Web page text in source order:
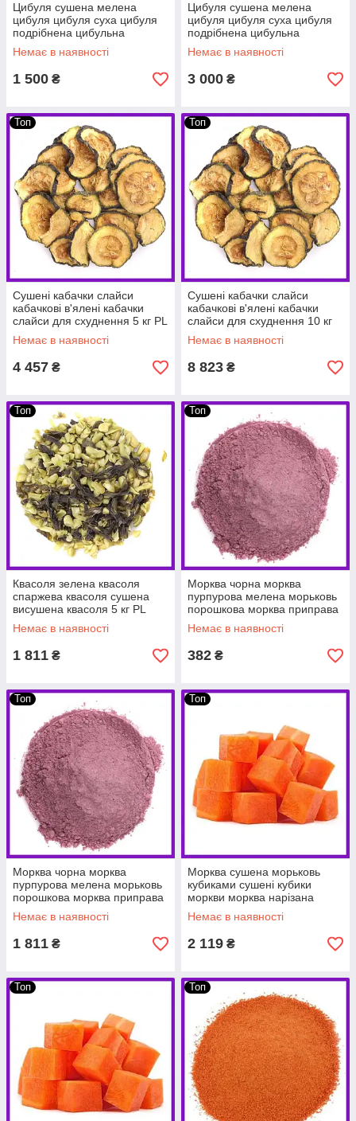
Цибуля сушена мелена
цибуля цибуля суха цибуля
подрібнена цибульна
приправа 5 кг PL
Немає в наявності
1 500 ₴
Цибуля сушена мелена
цибуля цибуля суха цибуля
подрібнена цибульна
приправа 10 кг PL
Немає в наявності
3 000 ₴
Топ
Сушені кабачки слайси
кабачкові в'ялені кабачки
слайси для схуднення 5 кг PL
Немає в наявності
4 457 ₴
Топ
Сушені кабачки слайси
кабачкові в'ялені кабачки
слайси для схуднення 10 кг
PL
Немає в наявності
8 823 ₴
Топ
Квасоля зелена квасоля
спаржева квасоля сушена
висушена квасоля 5 кг PL
Немає в наявності
1 811 ₴
Топ
Морква чорна морква
пурпурова мелена морьковь
порошкова морква приправа
1 кг PL
Немає в наявності
382 ₴
Топ
Морква чорна морква
пурпурова мелена морьковь
порошкова морква приправа
5 кг PL
Немає в наявності
1 811 ₴
Топ
Морква сушена морьковь
кубиками сушені кубики
моркви морква нарізана
10х10 мм 10 кг PL
Немає в наявності
2 119 ₴
Топ Топ